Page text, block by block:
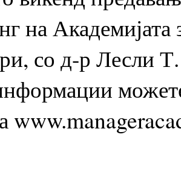
на
со д-р Лесли